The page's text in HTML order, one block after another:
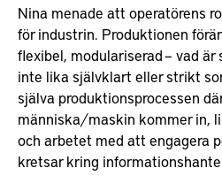
Nina menade att operatörens
för industrin. Produktionen
flexibel, modulariserad – vad
inte lika självklart eller strikt
själva produktionsprocessen
människa/maskin kommer in,
och arbetet med att engagera
kretsar kring